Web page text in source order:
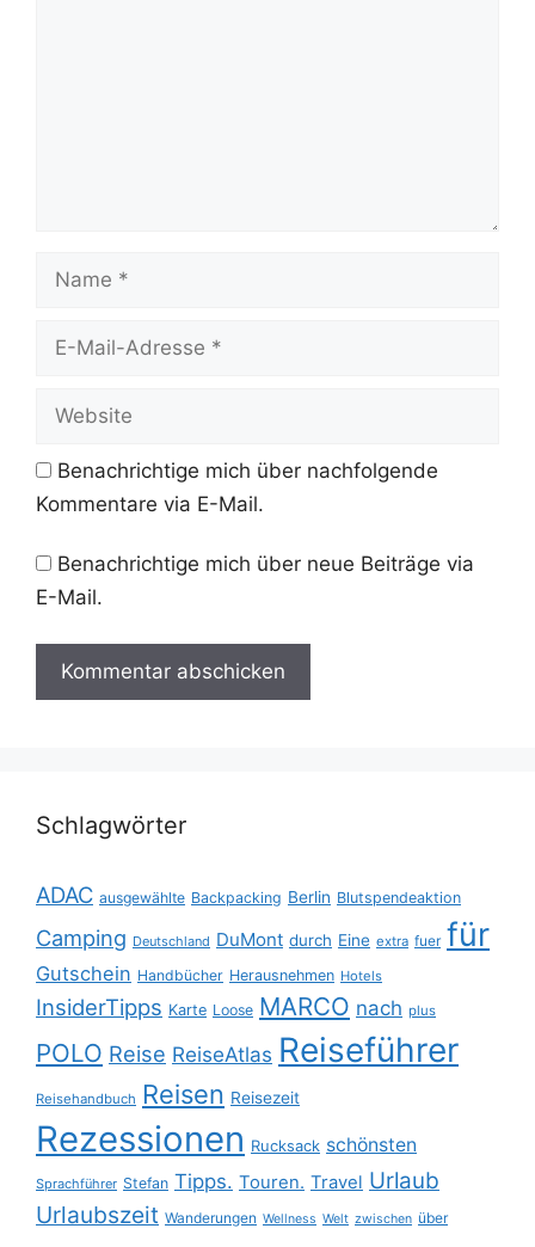
Mail-
Benachrichtige mich über nachfolgende
Kommentare via E-Mail.
Benachrichtige mich über neue Beiträge via
E-Mail.
Schlagwörter
ADAC ausgewählte Backpacking Berlin Blutspendeaktion
Camping Deutschland DuMont durch Eine extra fuer für
Gutschein Handbücher Herausnehmen Hotels
InsiderTipps Karte Loose MARCO nach plus
POLO Reise ReiseAtlas Reiseführer
Reisehandbuch Reisen Reisezeit
Rezessionen Rucksack schönsten
Sprachführer Stefan Tipps. Touren. Travel Urlaub
Urlaubszeit Wanderungen Wellness Welt zwischen über